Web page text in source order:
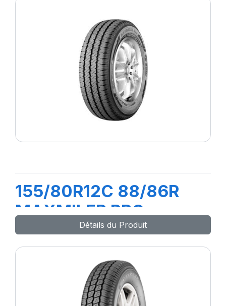
155/80R12C 88/86R
MAXMILER PRO
Détails du Produit